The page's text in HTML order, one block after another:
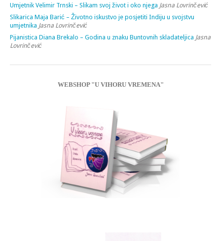
Umjetnik Velimir Trnski – Slikam svoj život i oko njega Jasna Lovrinčević
Slikarica Maja Barić – Životno iskustvo je posjetiti Indiju u svojstvu
umjetnika Jasna Lovrinčević
Pijanistica Diana Brekalo – Godina u znaku Buntovnih skladateljica Jasna
Lovrinčević
WEBSHOP "U VIHORU VREMENA"